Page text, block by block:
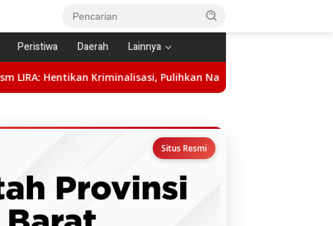
Peristiwa Daerah Lainnya
Pulihkan Nama Baik Bahtiar Baharuddin